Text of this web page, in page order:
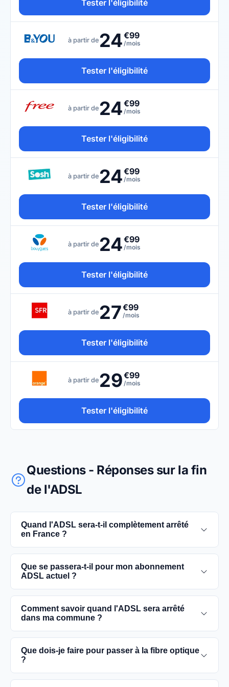
Tester l'éligibilité
à partir de 24€99
/mois
Tester l'éligibilité
à partir de 24€99
/mois
Tester l'éligibilité
à partir de 24€99
/mois
Tester l'éligibilité
à partir de 24€99
/mois
Tester l'éligibilité
à partir de 27€99
/mois
Tester l'éligibilité
à partir de 29€99
/mois
Tester l'éligibilité
Questions - Réponses sur la fin
de l'ADSL
Quand l'ADSL sera-t-il complètement arrêté
en France ?
L'extinction complète du réseau ADSL est prévue
pour 2030. D'ici là, les utilisateurs sont
optique, plus rapides et fiables.
Que se passera-t-il pour mon abonnement
ADSL actuel ?
Vous pouvez continuer à utiliser votre
abonnement ADSL jusqu'à la date de fermeture du
conseillé de passer à la fibre optique dès que
possible pour une meilleure qualité de service.
Comment savoir quand l'ADSL sera arrêté
dans ma commune ?
Les dates précises de fermeture de l'ADSL varient
selon les communes. Vous pouvez trouver ces
commune spécifique.
Que dois-je faire pour passer à la fibre optique
?